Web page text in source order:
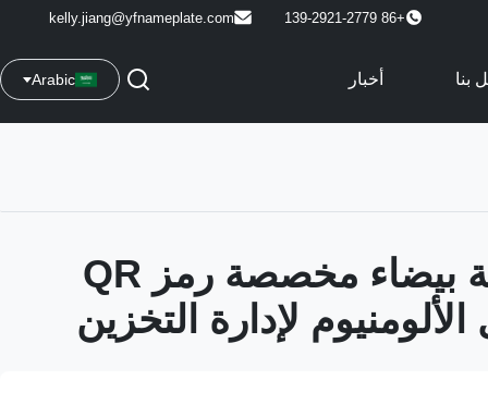
+86 139-2921-2779
kelly.jiang@yfnameplate.com
بنا أخبار Arabic
علامة معدنية بيضاء مخصصة رمز QR
لإدارة التخزين